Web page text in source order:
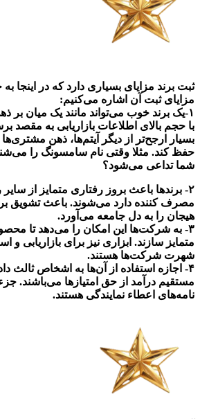
ثبت برند مزایای بسیاری دارد که در اینجا به
مزایای ثبت آن اشاره می‌کنیم:
۱-یک برند خوب می‌تواند مانند یک میان بر
با حجم بالای اطلاعات بازاریابی به مقصد
بسیار ارجح‌تر از دیگر آیتم‌ها، ذهن
حفظ کند. مثلا وقتی نام سامسونگ را
شما تداعی می‌شود؟
۲- برندها باعث بروز رفتاری متمایز از
مصرف کننده دارد می‌شوند. باعث تشویق
هیجان را به دل جامعه می‌آورد.
۳- به شرکت‌ها این امکان را می‌دهد تا
متمایز سازند. ابزاری نیز برای بازاریابی و
شهرت شرکت‌ها هستند.
۴- اجازه استفاده از آن‌ها به اشخاص ثالث
مستقیم درآمد از حق امتیازها می‌باشند.
نامه‌های اعطاء نمایندگی هستند.